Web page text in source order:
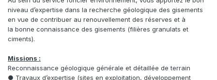
niveau d’expertise dans la recherche géologique des gisements
en vue de contribuer au renouvellement des réserves et à
la bonne connaissance des gisements (filières granulats et
ciments).
Missions :
Reconnaissance géologique générale et détaillée de terrain
● Travaux d’expertise (sites en exploitation, développement